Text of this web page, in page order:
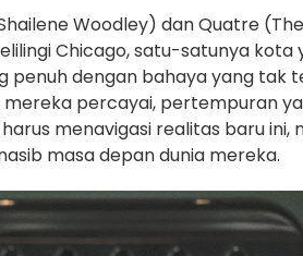
Woodley) dan Quatre
Chicago, satu-satunya kota
penuh dengan bahaya yang tak
percayai, pertempuran
menavigasi realitas baru ini,
masa depan dunia mereka.